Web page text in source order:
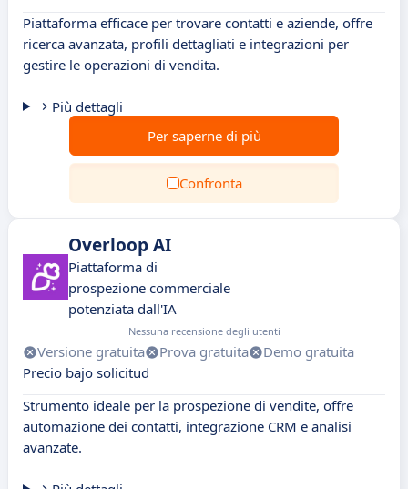
Piattaforma efficace per trovare contatti e aziende, offre
ricerca avanzata, profili dettagliati e integrazioni per
gestire le operazioni di vendita.
Più dettagli
Per saperne di più
Confronta
Overloop AI
Piattaforma di
prospezione commerciale
potenziata dall'IA
Nessuna recensione degli utenti
Versione gratuita Prova gratuita
Demo gratuita
Precio bajo solicitud
Strumento ideale per la prospezione di vendite, offre
automazione dei contatti, integrazione CRM e analisi
avanzate.